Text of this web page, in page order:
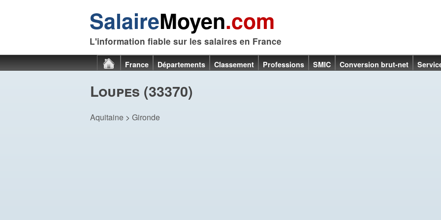
SalaireMoyen.com
L'information fiable sur les salaires en France
France Départements Classement Professions SMIC Conversion brut-net
Loupes (33370)
Aquitaine > Gironde